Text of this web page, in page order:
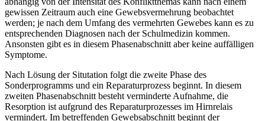
gewissen Zeitraum auch eine Gewebsvermehrung beobachtet
werden; je nach dem Umfang des vermehrten Gewebes kann es zu
entsprechenden Diagnosen nach der Schulmedizin kommen.
Ansonsten gibt es in diesem Phasenabschnitt aber keine auffälligen
Symptome.
Nach Lösung der Situtation folgt die zweite Phase des
Sonderprogramms und ein Reparaturprozess beginnt. In diesem
zweiten Phasenabschnitt besteht verminderte Aufnahme, die
Resorption ist aufgrund des Reparaturprozesses im Hirnrelais
vermindert. Im betreffenden Gewebsabschnitt beginnt der